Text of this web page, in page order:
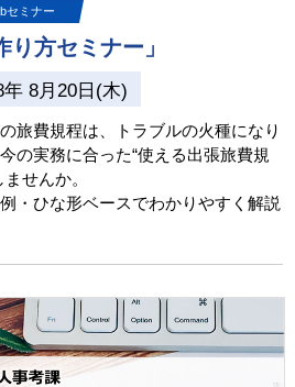
セミナー
り方セミナー」
年 8月20日(木)
旅費規程は、トラブルの火種になり
の実務に合った“使える出張旅費規
せんか。
・ひな形ベースでわかりやすく解説